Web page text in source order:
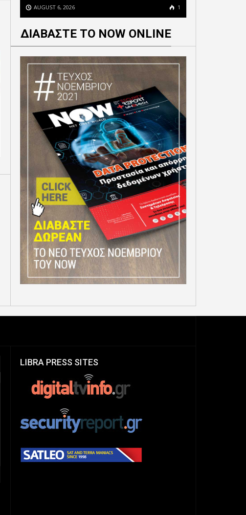
DELOITTE: ΜΕΓΑΛΗ ΑΥΞΗΣΗ
ΤΩΝ ΚΥΒΕΡΝΟΕΠΙΘΕΣΕΩΝ
ΛΟΓΩ ΤΟΥ ΨΗΦΙΑΚΟΥ
ΜΕΤΑΣΧΗΜΑΤΙΣΜΟΥ
ΛΥΣΕΙΣ ΨΗΦΙΑΚΗΣ ΥΓΕΙΑΣ
ΑΠΟ ΤΗΝ VODAFONE ΚΑΙ
ΤΗΝ DELOITTE
AUGUST 6, 2026 1
ΔΙΑΒΑΣΤΕ ΤΟ NOW ONLINE
LIBRA PRESS SITES